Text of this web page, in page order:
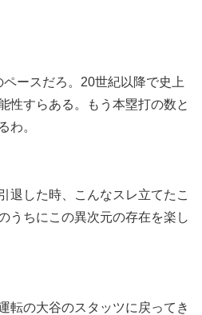
ースだろ。20世紀以降で史上
性すらある。もう本塁打の数と
わ。
退した時、こんなスレ立てたこ
うちにこの異次元の存在を楽し
転の大谷のスタッツに戻ってき